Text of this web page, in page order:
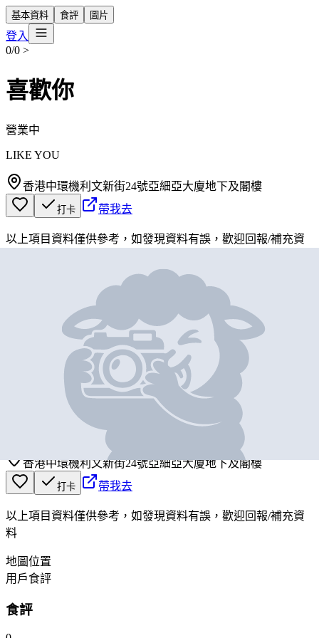
基本資料 食評 圖片
登入
0/0 >
喜歡你
營業中
LIKE YOU
香港中環機利文新街24號亞細亞大廈地下及閣樓
打卡 帶我去
以上項目資料僅供參考，如發現資料有誤，歡迎回報/補充資
喜歡你
香港中環機利文新街24號亞細亞大廈地下及閣樓
打卡 帶我去
以上項目資料僅供參考，如發現資料有誤，歡迎回報/補充資
料
地圖位置
用戶食評
食評